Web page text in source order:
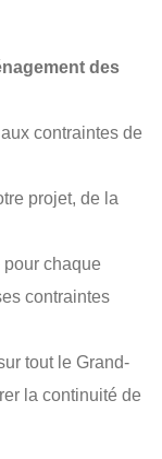
des
contraintes de
projet, de la
pour chaque
contraintes
tout le Grand-
la continuité de